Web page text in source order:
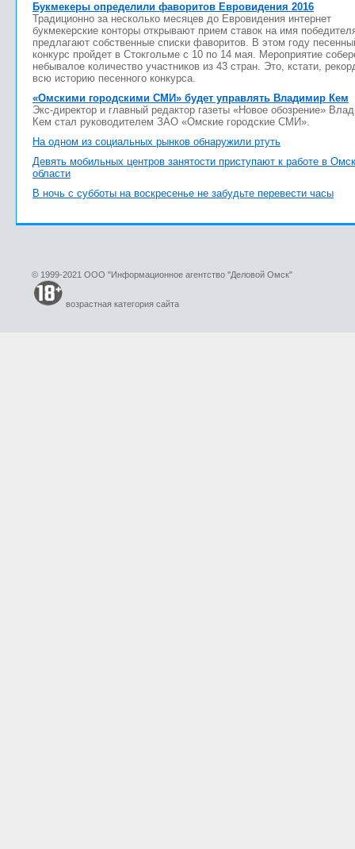
Букмекеры определили фаворитов Евровидения 2016
Традиционно за несколько месяцев до Евровидения интернет
букмекерские конторы открывают прием ставок на имя
предлагают собственные списки фаворитов. В этом году
конкурс пройдет в Стокгольме с 10 по 14 мая. Мероприятие
небывалое количество участников из 43 стран. Это, кстати,
всю историю песенного конкурса.
«Омскими городскими СМИ» будет управлять Владимир Кем
Экс-директор и главный редактор газеты «Новое обозрение»
Кем стал руководителем ЗАО «Омские городские СМИ».
На одном из социальных рынков обнаружили ртуть
Девять мобильных центров занятости приступают к работе в
области
В ночь с субботы на воскресенье не забудьте перевести часы
© 1999-2021 ООО "Информационное агентство "Деловой Омск"
возрастная категория сайта